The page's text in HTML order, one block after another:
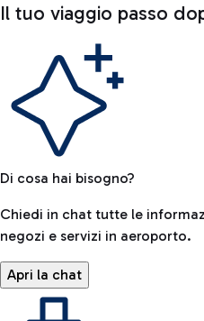
Il tuo viaggio passo
Di cosa hai bisogno?
Chiedi in chat tutte le
negozi e servizi in aeroporto.
Apri la chat